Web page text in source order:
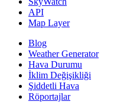
API
Map Layer
Blog
Weather Generator
Hava Durumu
İklim Değişikliği
Şiddetli Hava
Röportajlar